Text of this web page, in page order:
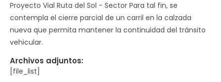
Proyecto Vial Ruta del Sol - Sector Para tal fin, se
contempla el cierre parcial de un carril en la calzada
nueva que permita mantener la continuidad del tránsito
vehicular.
Archivos adjuntos:
[file_list]